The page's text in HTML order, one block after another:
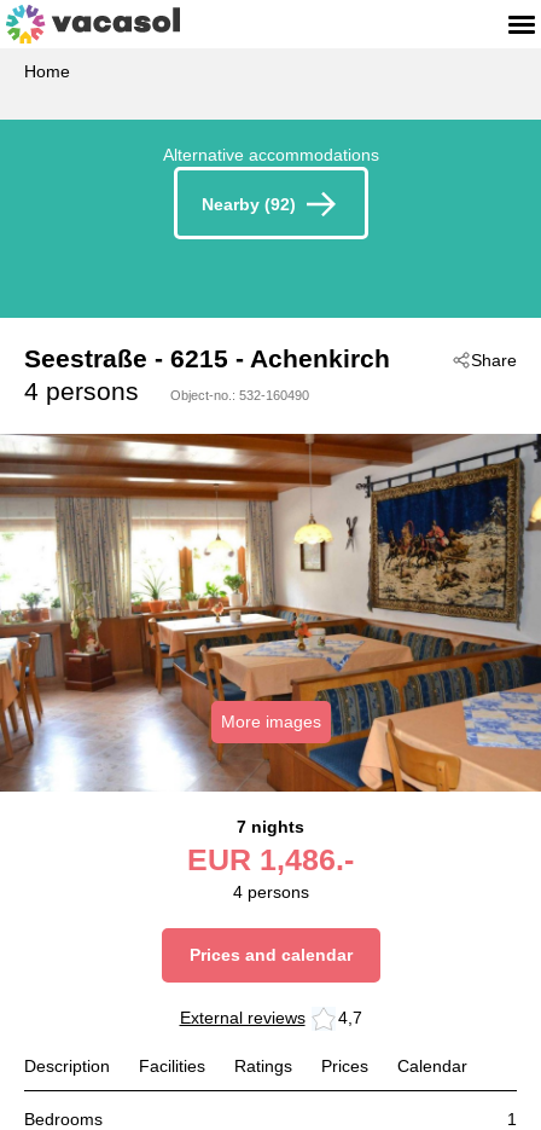
Home
Alternative accommodations
Nearby (92)
Share
Seestraße - 6215 - Achenkirch
4 persons
Object-no.: 532-160490
More images
7 nights
EUR 1,486.-
4 persons
Prices and calendar
External reviews 4,7
Description Facilities Ratings Prices Calendar
Bedrooms
1